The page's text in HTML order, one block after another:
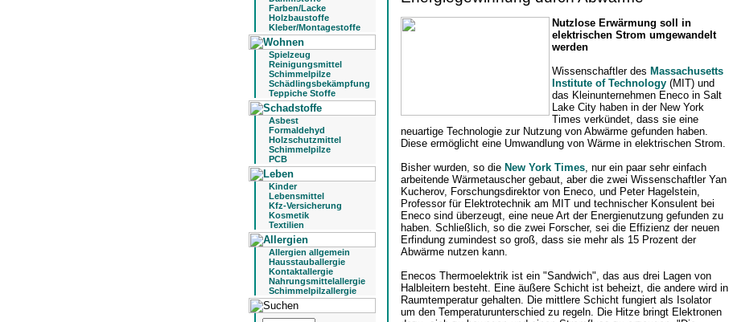
Farben/Lacke
Holzbaustoffe
Kleber/Montagestoffe
Spielzeug
Reinigungsmittel
Schimmelpilze
Schädlingsbekämpfung
Teppiche Stoffe
Asbest
Formaldehyd
Holzschutzmittel
Schimmelpilze
PCB
Kinder
Lebensmittel
Kfz-Versicherung
Kosmetik
Textilien
Allergien allgemein
Hausstauballergie
Kontaktallergie
Nahrungsmittelallergie
Schimmelpilzallergie
Nutzlose Erwärmung soll in
elektrischen Strom umgewandelt
werden
Wissenschaftler des Massachusetts
Institute of Technology(MIT) und
das Kleinunternehmen Eneco in Salt
Lake City haben in der New York
Times verkündet, dass sie eine
neuartige Technologie zur Nutzung von Abwärme gefunden haben.
Diese ermöglicht eine Umwandlung von Wärme in elektrischen Strom.
Bisher wurden, so die New York Times, nur ein paar sehr einfach
arbeitende Wärmetauscher gebaut, aber die zwei Wissenschaftler Yan
Kucherov, Forschungsdirektor von Eneco, und Peter Hagelstein,
Professor für Elektrotechnik am MIT und technischer Konsulent bei
Eneco sind überzeugt, eine neue Art der Energienutzung gefunden zu
haben. Schließlich, so die zwei Forscher, sei die Effizienz der neuen
Erfindung zumindest so groß, dass sie mehr als 15 Prozent der
Abwärme nutzen kann.
Enecos Thermoelektrik ist ein "Sandwich", das aus drei Lagen von
Halbleitern besteht. Eine äußere Schicht ist beheizt, die andere wird in
Raumtemperatur gehalten. Die mittlere Schicht fungiert als Isolator
um den Temperaturunterschied zu regeln. Die Hitze bringt Elektronen